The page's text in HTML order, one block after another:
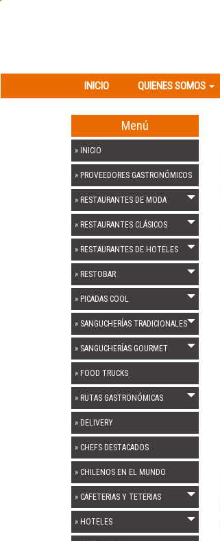
INICIO QUIENES SOMOS
Menú
» INICIO
» PROVEEDORES GASTRONÓMICOS
» RESTAURANTES DE MODA
» RESTAURANTES CLÁSICOS
» RESTAURANTES DE HOTELES
» RESTOBAR
» PICADAS COOL
» SANGUCHERÍAS TRADICIONALES
» SANGUCHERÍAS GOURMET
» FOOD TRUCKS
» RUTAS GASTRONÓMICAS
» DELIVERY
» CHEFS DESTACADOS
» CHILENOS EN EL MUNDO
» CAFETERIAS Y TETERIAS
» HOTELES